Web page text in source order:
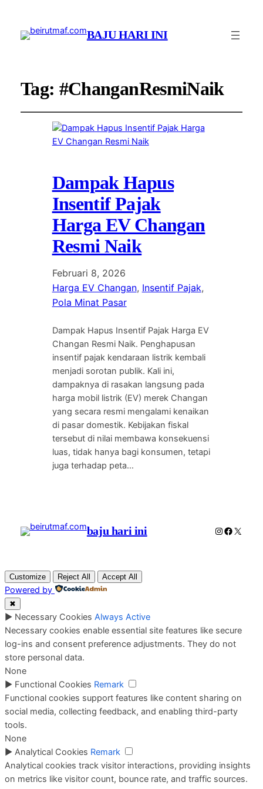
BAJU HARI INI
Tag: #ChanganResmiNaik
Dampak Hapus
Insentif Pajak
Harga EV Changan
Resmi Naik
Februari 8, 2026
Harga EV Changan, Insentif Pajak
Pola Minat Pasar
Dampak Hapus Insentif Pajak Harga EV
Changan Resmi Naik. Penghapusan
insentif pajak kendaraan listrik kembali
menjadi sorotan publik. Kali ini,
dampaknya di rasakan langsung pada
harga mobil listrik (EV) merek Changan
yang secara resmi mengalami kenaikan
di pasar domestik. Kebijakan fiskal
tersebut di nilai membawa konsekuensi
luas, tidak hanya bagi konsumen, tetapi
juga terhadap peta…
baju hari ini Instagram
X
Customize Reject All Accept All
Powered by
✖
► Necessary Cookies Always Active
Necessary cookies enable essential site features like secure
log-ins and consent preference adjustments. They do not
store personal data.
None
► Functional Cookies Remark
Functional cookies support features like content sharing on
social media, collecting feedback, and enabling third-party
tools.
None
► Analytical Cookies Remark
Analytical cookies track visitor interactions, providing insights
on metrics like visitor count, bounce rate, and traffic sources.